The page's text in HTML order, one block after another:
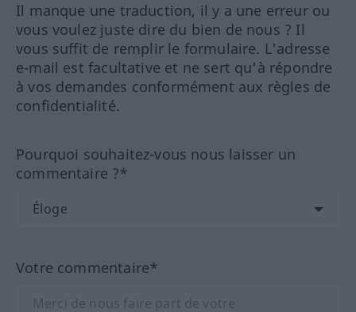
Il manque une traduction, il y a une erreur ou
vous voulez juste dire du bien de nous ? Il
vous suffit de remplir le formulaire. L'adresse
e-mail est facultative et ne sert qu'à répondre
à vos demandes conformément aux règles de
confidentialité.
Pourquoi souhaitez-vous nous laisser un
commentaire ?*
Votre commentaire*